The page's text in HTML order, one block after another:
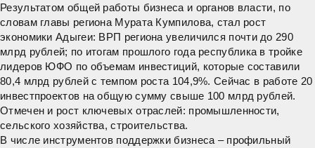
Результатом общей работы бизнеса и органов власти, по
словам главы региона Мурата Кумпилова, стал рост
экономикиАдыгеи: ВРП региона увеличился почти до 290
млрд рублей; по итогам прошлого года республика в тройке
лидеров ЮФО по объемам инвестиций, которые составили
80,4 млрд рублей с темпом роста 104,9%. Сейчас в работе 20
инвестпроектов на общую сумму свыше 100 млрд рублей.
Отмечен и рост ключевых отраслей: промышленности,
сельского хозяйства, строительства.
В числе инструментов поддержки бизнеса – профильный